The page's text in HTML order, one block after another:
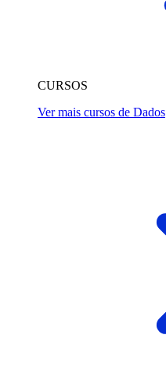
CURSOS
Ver mais cursos de Dados